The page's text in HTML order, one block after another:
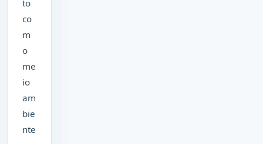
to
co
m
o
me
io
am
bie
nte